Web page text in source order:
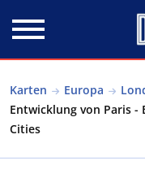
Karten Europa
Entwicklung von Paris -
Cities